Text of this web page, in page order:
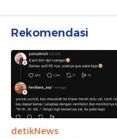
Rekomendasi
detikNews